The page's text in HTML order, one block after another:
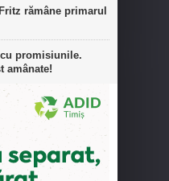
rămâne primarul
promisiunile.
amânate!